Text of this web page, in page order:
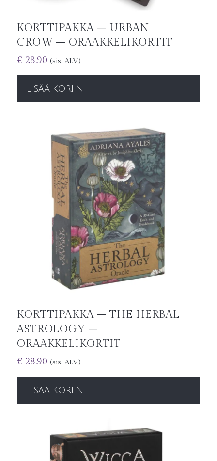
KORTTIPAKKA – URBAN
CROW – ORAAKKELIKORTIT
€ 28.90 (sis. ALV)
LISÄÄ KORIIN
KORTTIPAKKA – THE HERBAL
ASTROLOGY –
ORAAKKELIKORTIT
€ 28.90 (sis. ALV)
LISÄÄ KORIIN